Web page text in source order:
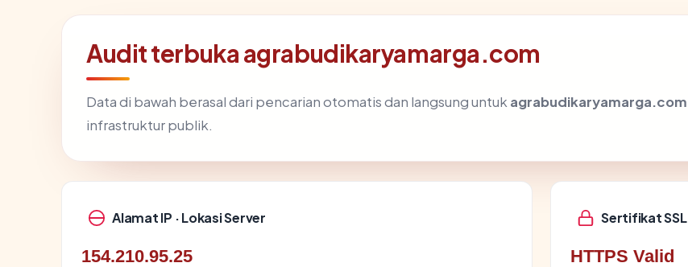
Audit terbuka agrabudikaryamarga.com
Data di bawah berasal dari pencarian otomatis dan langsung untuk agrabudikaryamarga.com
infrastruktur publik.
Alamat IP · Lokasi Server
154.210.95.25
Sertifikat SSL
HTTPS Valid